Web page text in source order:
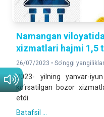
Namangan
xizmatlari hajmi 1,5
26/07/2023 • So'nggi yangiliklar
2023- yilning yanvar-
ko‘rsatilgan bozor
etdi.
Batafsil ...